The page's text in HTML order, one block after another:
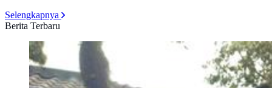
Selengkapnya
Berita Terbaru